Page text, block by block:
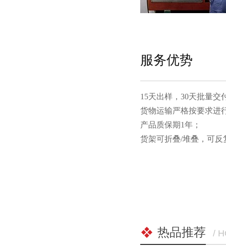
服务优势
15天出样，30天批量交付
货物运输严格按要求进行
产品质保期1年；
货架可折叠/堆叠，可
热品推荐 /